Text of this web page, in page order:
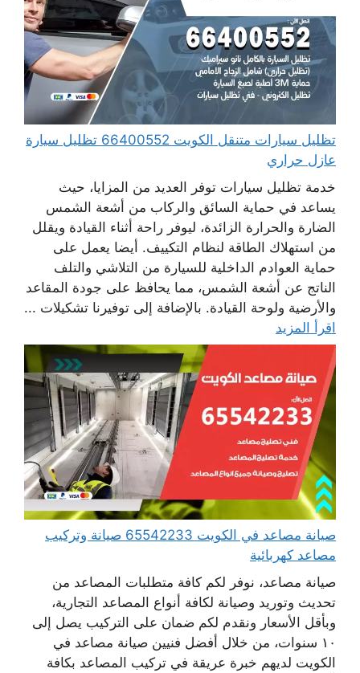
تظليل سيارات متنقل الكويت 66400552 تظليل سيارة
عازل حراري
خدمة تظليل سيارات توفر العديد من المزايا، حيث
يساعد في حماية السائق والركاب من أشعة الشمس
الضارة والحرارة الزائدة، ليوفر راحة أثناء القيادة ويقلل
من استهلاك الطاقة لنظام التكييف. أيضا يعمل على
حماية العوادم الداخلية للسيارة من التلاشي والتلف
الناتج عن أشعة الشمس، مما يحافظ على جودة المقاعد
والأرضية ولوحة القيادة. بالإضافة إلى توفيرنا تشكيلات ...
اقرأ المزيد
صيانة مصاعد في الكويت 65542233 صيانة وتركيب
مصاعد كهربائية
صيانة مصاعد، نوفر لكم كافة متطلبات المصاعد من
تحديث وتوريد وصيانة لكافة أنواع المصاعد التجارية،
وبأقل الأسعار ونقدم لكم ضمان على التركيب يصل إلى
١٠ سنوات، من خلال أفضل فنيين صيانة مصاعد في
الكويت لديهم خبرة عريقة في تركيب المصاعد بكافة